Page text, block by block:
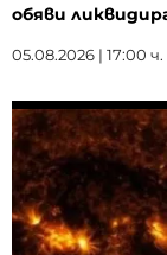
обяви
05.08.2026 | 17:00 ч.